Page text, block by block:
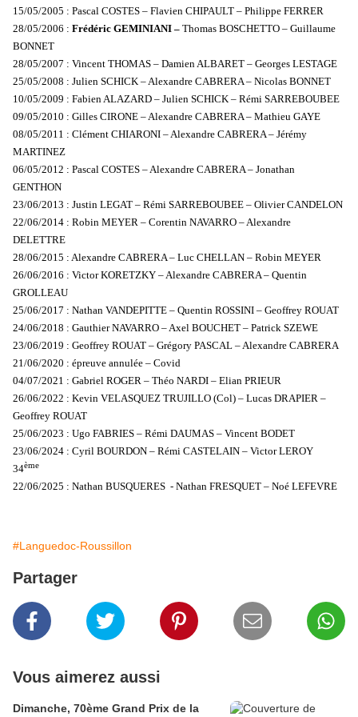
15/05/2005 : Pascal COSTES – Flavien CHIPAULT – Philippe FERRER
28/05/2006 : Frédéric GEMINIANI – Thomas BOSCHETTO – Guillaume
BONNET
28/05/2007 : Vincent THOMAS – Damien ALBARET – Georges LESTAGE
25/05/2008 : Julien SCHICK – Alexandre CABRERA – Nicolas BONNET
10/05/2009 : Fabien ALAZARD – Julien SCHICK – Rémi SARREBOUBEE
09/05/2010 : Gilles CIRONE – Alexandre CABRERA – Mathieu GAYE
08/05/2011 : Clément CHIARONI – Alexandre CABRERA – Jérémy
MARTINEZ
06/05/2012 : Pascal COSTES – Alexandre CABRERA – Jonathan
GENTHON
23/06/2013 : Justin LEGAT – Rémi SARREBOUBEE – Olivier CANDELON
22/06/2014 : Robin MEYER – Corentin NAVARRO – Alexandre
DELETTRE
28/06/2015 : Alexandre CABRERA – Luc CHELLAN – Robin MEYER
26/06/2016 : Victor KORETZKY – Alexandre CABRERA – Quentin
GROLLEAU
25/06/2017 : Nathan VANDEPITTE – Quentin ROSSINI – Geoffrey ROUAT
24/06/2018 : Gauthier NAVARRO – Axel BOUCHET – Patrick SZEWE
23/06/2019 : Geoffrey ROUAT – Grégory PASCAL – Alexandre CABRERA
21/06/2020 : épreuve annulée – Covid
04/07/2021 : Gabriel ROGER – Théo NARDI – Elian PRIEUR
26/06/2022 : Kevin VELASQUEZ TRUJILLO (Col) – Lucas DRAPIER –
Geoffrey ROUAT
25/06/2023 : Ugo FABRIES – Rémi DAUMAS – Vincent BODET
23/06/2024 : Cyril BOURDON – Rémi CASTELAIN – Victor LEROY
34ème
22/06/2025 : Nathan BUSQUERES - Nathan FRESQUET – Noé LEFEVRE
#Languedoc-Roussillon
Partager
Vous aimerez aussi
Dimanche, 70ème Grand Prix de la